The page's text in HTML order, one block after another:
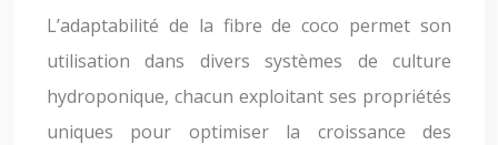
L’adaptabilité de la fibre de coco permet son
utilisation dans divers systèmes de culture
hydroponique, chacun exploitant ses propriétés
uniques pour optimiser la croissance des